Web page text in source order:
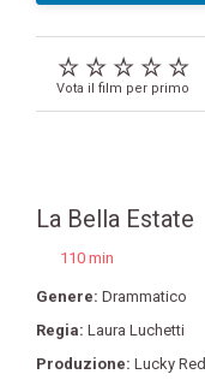
Vota il film per primo
La Bella Estate
110 min
Genere: Drammatico
Regia: Laura Luchetti
Produzione: Lucky Red